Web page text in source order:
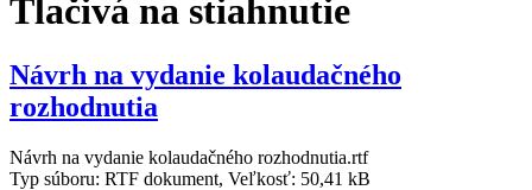
Tlačivá na stiahnutie
Návrh na vydanie kolaudačného
rozhodnutia
Návrh na vydanie kolaudačného rozhodnutia.rtf
Typ súboru: RTF dokument, Veľkosť: 50,41 kB